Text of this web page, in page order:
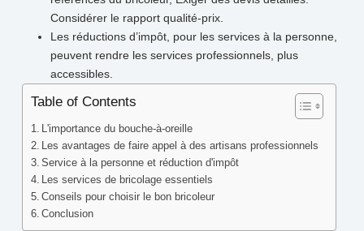
Considérer le rapport qualité-prix.
Les réductions d’impôt, pour les services à la personne,
peuvent rendre les services professionnels, plus
accessibles.
Table of Contents
L'importance du bouche-à-oreille
Les avantages de faire appel à des artisans professionnels
Service à la personne et réduction d'impôt
Les services de bricolage essentiels
Conseils pour choisir le bon bricoleur
Conclusion